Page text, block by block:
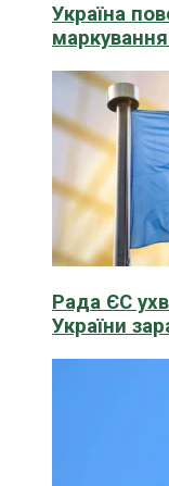
Україна
Рада ЄС
України